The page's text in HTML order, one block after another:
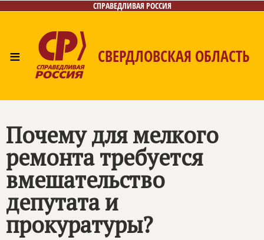
СПРАВЕДЛИВАЯ РОССИЯ
≡ СВЕРДЛОВСКАЯ ОБЛАСТЬ
Почему для мелкого
ремонта требуется
вмешательство
депутата и
прокуратуры?